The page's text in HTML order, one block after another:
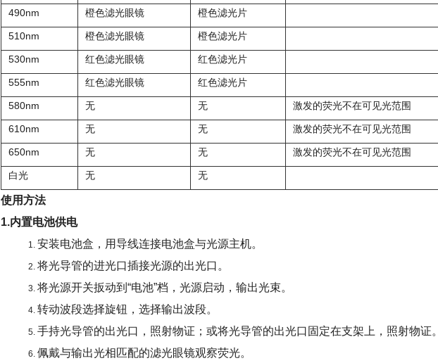
490nm 橙色滤光眼镜 橙色滤光片
510nm 橙色滤光眼镜 橙色滤光片
530nm 红色滤光眼镜 红色滤光片
555nm 红色滤光眼镜 红色滤光片
580nm 无 无 激发的荧光不在可见光范围
610nm 无 无 激发的荧光不在可见光范围
650nm 无 无 激发的荧光不在可见光范围
白光 无 无
使用方法
1.内置电池供电
安装电池盒，用导线连接电池盒与光源主机。
将光导管的进光口插接光源的出光口。
将光源开关扳动到“电池”档，光源启动，输出光束。
转动波段选择旋钮，选择输出波段。
手持光导管的出光口，照射物证；或将光导管的出光口固定在支架上，照射物证。
佩戴与输出光相匹配的滤光眼镜观察荧光。